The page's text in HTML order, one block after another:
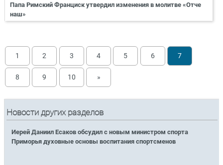
Папа Римский Франциск утвердил изменения в молитве «Отче
наш»
1 2 3 4 5 6 7
8 9 10 »
Новости других разделов
Иерей Даниил Есаков обсудил с новым министром спорта
Приморья духовные основы воспитания спортсменов